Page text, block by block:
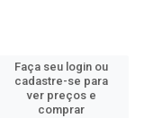
Faça seu login ou
cadastre-se para
ver preços e
comprar